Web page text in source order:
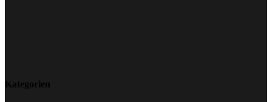
Kategorien